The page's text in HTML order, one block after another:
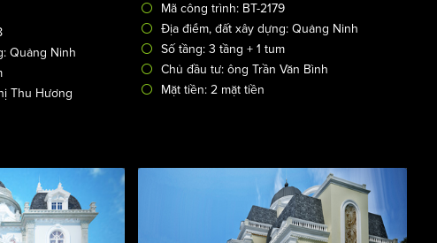
Quảng Ninh
Thu Hương
Mã công trình: BT-2179
Địa điểm, đất xây dựng: Quảng Ninh
Số tầng: 3 tầng + 1 tum
Chủ đầu tư: ông Trần Văn Bình
Mặt tiền: 2 mặt tiền